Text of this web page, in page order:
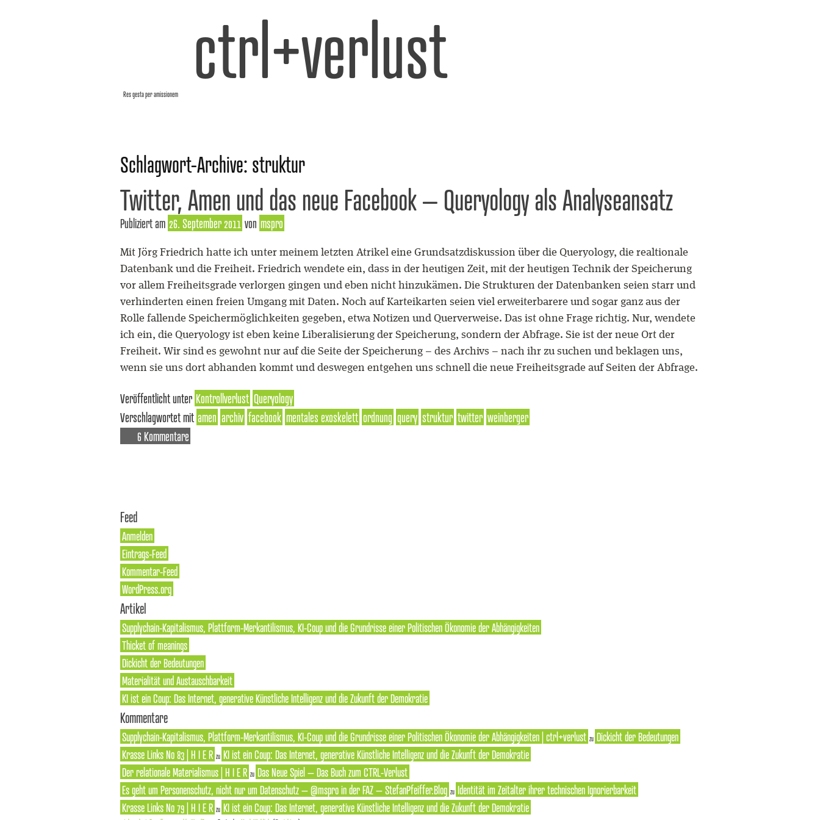
ctrl+verlust
Res gesta per amissionem
Schlagwort-Archive:struktur
Twitter, Amen und das neue Facebook – Queryology als Analyseansatz
Publiziert am 26. September 2011 von mspro
Mit Jörg Friedrich hatte ich unter meinem letzten Atrikel eine Grundsatzdiskussion über die Queryology, die realtionale
Datenbank und die Freiheit. Friedrich wendete ein, dass in der heutigen Zeit, mit der heutigen Technik der Speicherung
vor allem Freiheitsgrade verlorgen gingen und eben nicht hinzukämen. Die Strukturen der Datenbanken seien starr und
verhinderten einen freien Umgang mit Daten. Noch auf Karteikarten seien viel erweiterbarere und sogar ganz aus der
Rolle fallende Speichermöglichkeiten gegeben, etwa Notizen und Querverweise. Das ist ohne Frage richtig. Nur, wendete
ich ein, die Queryology ist eben keine Liberalisierung der Speicherung, sondern der Abfrage. Sie ist der neue Ort der
Freiheit. Wir sind es gewohnt nur auf die Seite der Speicherung – des Archivs – nach ihr zu suchen und beklagen uns,
wenn sie uns dort abhanden kommt und deswegen entgehen uns schnell die neue Freiheitsgrade auf Seiten der Abfrage.
Veröffentlicht unter Kontrollverlust Queryology
Verschlagwortet mit amen archiv facebook mentales exoskelett ordnung query struktur twitter weinberger
6 Kommentare
Feed
Anmelden
Eintrags-Feed
Kommentar-Feed
WordPress.org
Artikel
Supplychain-Kapitalismus, Plattform-Merkantilismus, KI-Coup und die Grundrisse einer Politischen Ökonomie der Abhängigkeiten
Thicket of meanings
Dickicht der Bedeutungen
Materialität und Austauschbarkeit
KI ist ein Coup: Das Internet, generative Künstliche Intelligenz und die Zukunft der Demokratie
Kommentare
Supplychain-Kapitalismus, Plattform-Merkantilismus, KI-Coup und die Grundrisse einer Politischen Ökonomie der Abhängigkeiten | ctrl+verlust zu Dickicht der Bedeutungen
Krasse Links No 83 | H I E R zu KI ist ein Coup: Das Internet, generative Künstliche Intelligenz und die Zukunft der Demokratie
Der relationale Materialismus | H I E R zu Das Neue Spiel – Das Buch zum CTRL-Verlust
Es geht um Personenschutz, nicht nur um Datenschutz – @mspro in der FAZ – StefanPfeiffer.Blog zu Identität im Zeitalter ihrer technischen Ignorierbarkeit
Krasse Links No 79 | H I E R zu KI ist ein Coup: Das Internet, generative Künstliche Intelligenz und die Zukunft der Demokratie